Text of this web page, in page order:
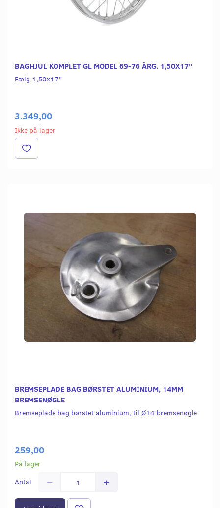
BAGHJUL KOMPLET GL MODEL 69-76 ÅRG. 1,50X17"
Fælg 1,50x17"
3.349,00
Ikke på lager
BREMSEPLADE BAG BØRSTET ALUMINIUM, 14MM
BREMSENØGLE
Bremseplade bag børstet aluminium, til Ø14 bremsenøgle
259,00
På lager
Antal